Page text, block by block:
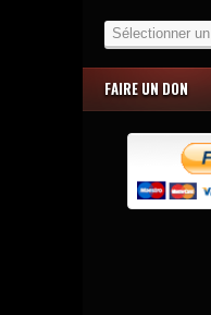
Archives
FAIRE UN DON